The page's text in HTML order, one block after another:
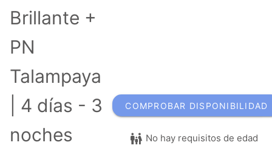
Brillante +
PN
Talampaya
| 4 días - 3
noches
COMPROBAR DISPONIBILIDAD
No hay requisitos de edad